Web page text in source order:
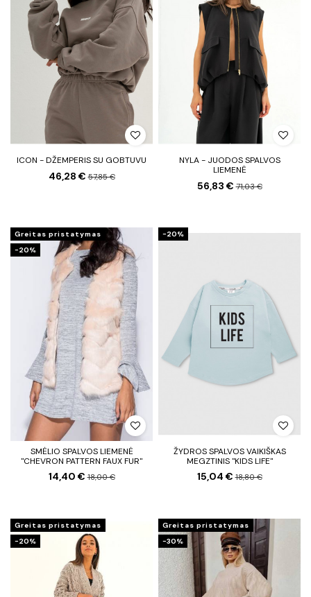
ICON - DŽEMPERIS SU GOBTUVU
46,28 €57,85 €
NYLA - JUODOS SPALVOS
LIEMENĖ
56,83 €71,03 €
Greitas pristatymas
−20%
SMĖLIO SPALVOS LIEMENĖ
"CHEVRON PATTERN FAUX FUR"
14,40 €18,00 €
−20%
ŽYDROS SPALVOS VAIKIŠKAS
MEGZTINIS "KIDS LIFE"
15,04 €18,80 €
Greitas pristatymas
−20%
Greitas pristatymas
−30%